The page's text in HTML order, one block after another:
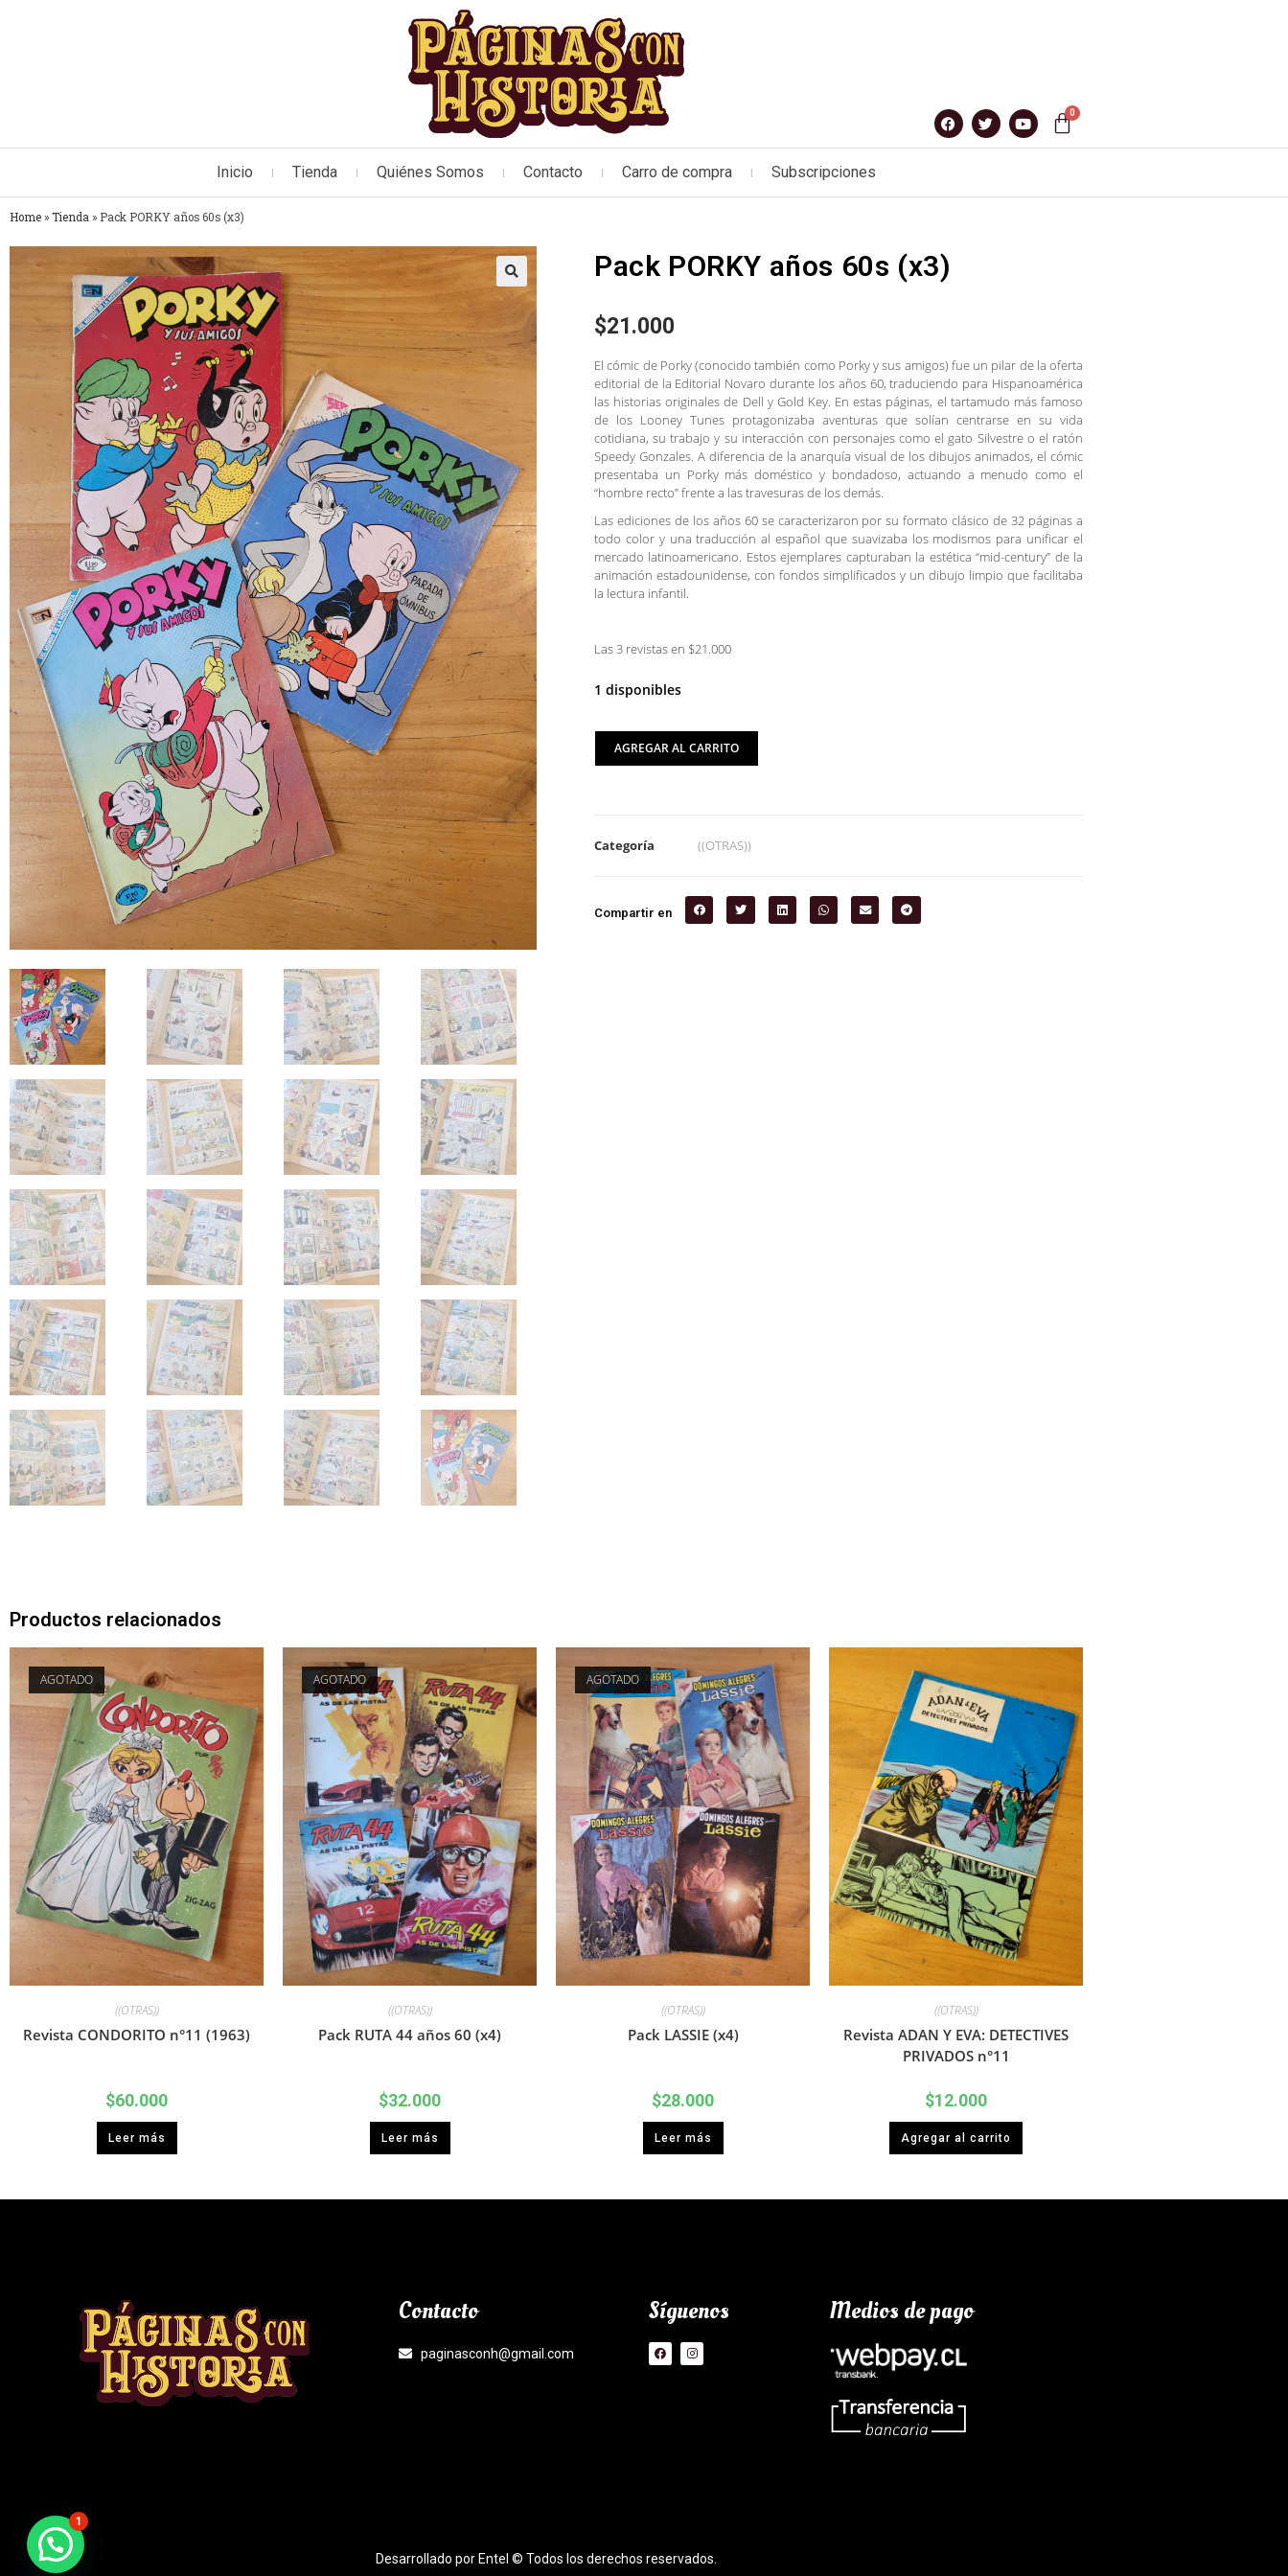
Inicio Tienda Quiénes Somos Contacto Carro de compra Subscripciones
Home » Tienda » Pack PORKY años 60s (x3)
🔍
Pack PORKY años 60s (x3)
$21.000
El cómic de Porky (conocido también como Porky y sus amigos) fue un pilar de la oferta
editorial de la Editorial Novaro durante los años 60, traduciendo para Hispanoamérica
las historias originales de Dell y Gold Key. En estas páginas, el tartamudo más famoso
de los Looney Tunes protagonizaba aventuras que solían centrarse en su vida
cotidiana, su trabajo y su interacción con personajes como el gato Silvestre o el ratón
Speedy Gonzales. A diferencia de la anarquía visual de los dibujos animados, el cómic
presentaba un Porky más doméstico y bondadoso, actuando a menudo como el
“hombre recto” frente a las travesuras de los demás.
Las ediciones de los años 60 se caracterizaron por su formato clásico de 32 páginas a
todo color y una traducción al español que suavizaba los modismos para unificar el
mercado latinoamericano. Estos ejemplares capturaban la estética “mid-century” de la
animación estadounidense, con fondos simplificados y un dibujo limpio que facilitaba
la lectura infantil.
Las 3 revistas en $21.000
1 disponibles
AGREGAR AL CARRITO
Categoría ((OTRAS))
Compartir en
Productos relacionados
AGOTADO
((OTRAS))
Revista CONDORITO n°11 (1963)
$60.000
Leer más
AGOTADO
((OTRAS))
Pack RUTA 44 años 60 (x4)
$32.000
Leer más
AGOTADO
((OTRAS))
Pack LASSIE (x4)
$28.000
Leer más
((OTRAS))
Revista ADAN Y EVA: DETECTIVES
PRIVADOS n°11
$12.000
Agregar al carrito
Contacto
paginasconh@gmail.com
Síguenos Medios de pago
Desarrollado por Entel © Todos los derechos reservados.
1